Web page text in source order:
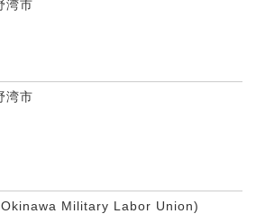
湾市
湾市
Military Labor Union)